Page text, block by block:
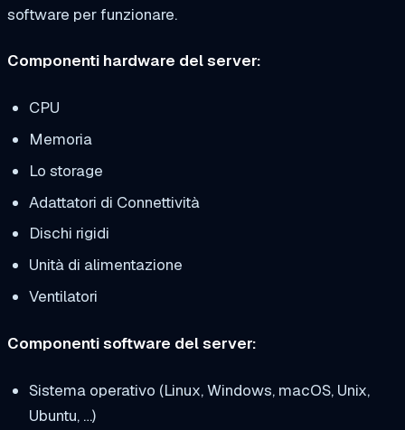
software per funzionare.
Componenti hardware del server:
CPU
Memoria
Lo storage
Adattatori di Connettività
Dischi rigidi
Unità di alimentazione
Ventilatori
Componenti software del server:
Sistema operativo (Linux, Windows, macOS, Unix,
Ubuntu, …)